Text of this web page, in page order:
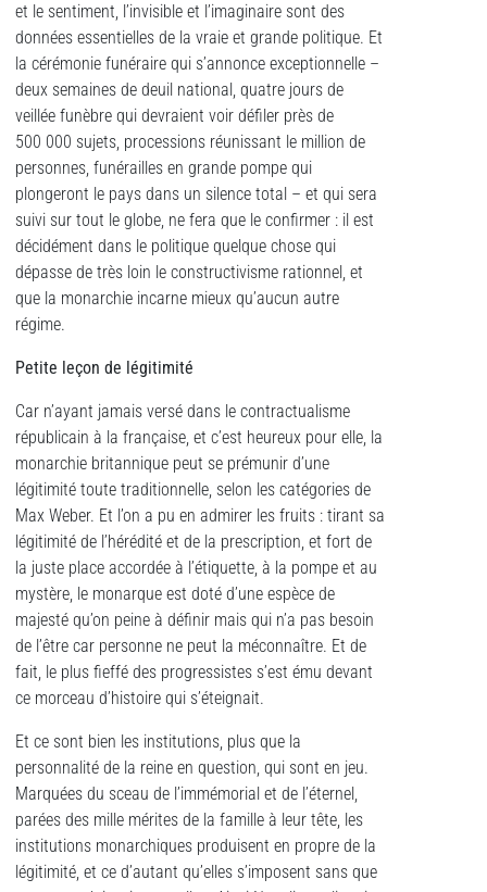
et le sentiment, l’invisible et l’imaginaire sont des
données essentielles de la vraie et grande politique. Et
la cérémonie funéraire qui s’annonce exceptionnelle –
deux semaines de deuil national, quatre jours de
veillée funèbre qui devraient voir défiler près de
500 000 sujets, processions réunissant le million de
personnes, funérailles en grande pompe qui
plongeront le pays dans un silence total – et qui sera
suivi sur tout le globe, ne fera que le confirmer : il est
décidément dans le politique quelque chose qui
dépasse de très loin le constructivisme rationnel, et
que la monarchie incarne mieux qu’aucun autre
régime.
Petite leçon de légitimité
Car n’ayant jamais versé dans le contractualisme
républicain à la française, et c’est heureux pour elle, la
monarchie britannique peut se prémunir d’une
légitimité toute traditionnelle, selon les catégories de
Max Weber. Et l’on a pu en admirer les fruits : tirant sa
légitimité de l’hérédité et de la prescription, et fort de
la juste place accordée à l’étiquette, à la pompe et au
mystère, le monarque est doté d’une espèce de
majesté qu’on peine à définir mais qui n’a pas besoin
de l’être car personne ne peut la méconnaître. Et de
fait, le plus fieffé des progressistes s’est ému devant
ce morceau d’histoire qui s’éteignait.
Et ce sont bien les institutions, plus que la
personnalité de la reine en question, qui sont en jeu.
Marquées du sceau de l’immémorial et de l’éternel,
parées des mille mérites de la famille à leur tête, les
institutions monarchiques produisent en propre de la
légitimité, et ce d’autant qu’elles s’imposent sans que